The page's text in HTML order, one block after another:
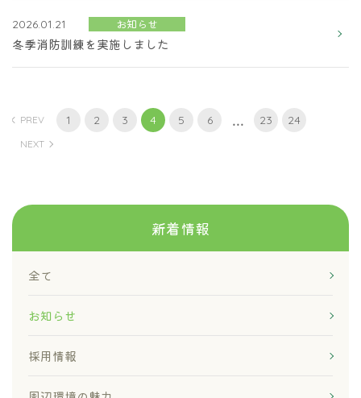
2026.01.21 お知らせ
冬季消防訓練を実施しました
PREV 1 2 3 4 5 6 ... 23 24
NEXT
新着情報
全て
お知らせ
採用情報